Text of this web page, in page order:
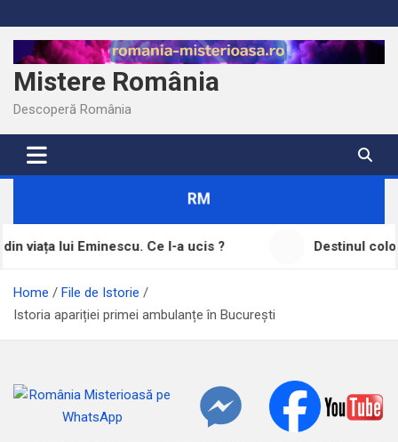
to
content
Mistere România
Descoperă România
RM
Ce l-a ucis ? Destinul coloniștilor șvabi
Home
File de Istorie
Istoria apariției primei ambulanțe în București